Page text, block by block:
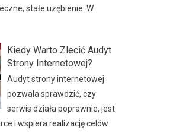
stałe uzębienie. W
Kiedy Warto Zlecić Audyt
Strony Internetowej?
Audyt strony internetowej
pozwala sprawdzić, czy
serwis działa poprawnie, jest
i wspiera realizację celów